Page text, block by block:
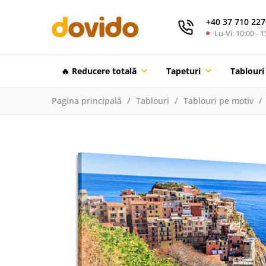
+40 37 710
Lu-Vi: 10:00 -
🔥 Reducere totalã Tapeturi Tablouri
Pagina principală Tablouri Tablouri pe motiv